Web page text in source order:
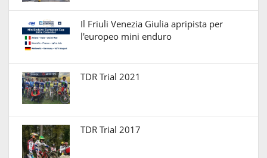
Il Friuli Venezia Giulia apripista per
l'europeo mini enduro
TDR Trial 2021
TDR Trial 2017